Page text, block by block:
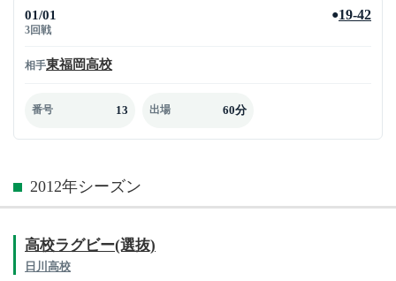
01/01
3回戦
●19-42
相手東福岡高校
番号 13 出場 60分
2012年シーズン
高校ラグビー(選抜)
日川高校